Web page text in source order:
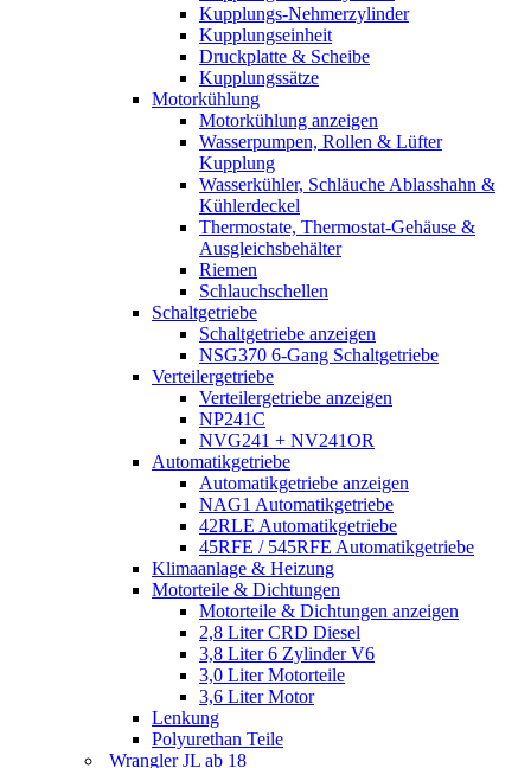
Kupplungs-Nehmerzylinder
Kupplungseinheit
Druckplatte & Scheibe
Kupplungssätze
Motorkühlung
Motorkühlung anzeigen
Wasserpumpen, Rollen & Lüfter
Kupplung
Wasserkühler, Schläuche Ablasshahn &
Kühlerdeckel
Thermostate, Thermostat-Gehäuse &
Ausgleichsbehälter
Riemen
Schlauchschellen
Schaltgetriebe
Schaltgetriebe anzeigen
NSG370 6-Gang Schaltgetriebe
Verteilergetriebe
Verteilergetriebe anzeigen
NP241C
NVG241 + NV241OR
Automatikgetriebe
Automatikgetriebe anzeigen
NAG1 Automatikgetriebe
42RLE Automatikgetriebe
45RFE / 545RFE Automatikgetriebe
Klimaanlage & Heizung
Motorteile & Dichtungen
Motorteile & Dichtungen anzeigen
2,8 Liter CRD Diesel
3,8 Liter 6 Zylinder V6
3,0 Liter Motorteile
3,6 Liter Motor
Lenkung
Polyurethan Teile
Wrangler JL ab 18